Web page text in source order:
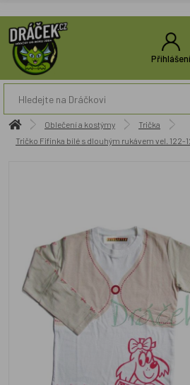
Přihlášení
Oblečení a kostýmy
Trička
Tričko Fifinka bílé s dlouhým rukávem vel. 122-